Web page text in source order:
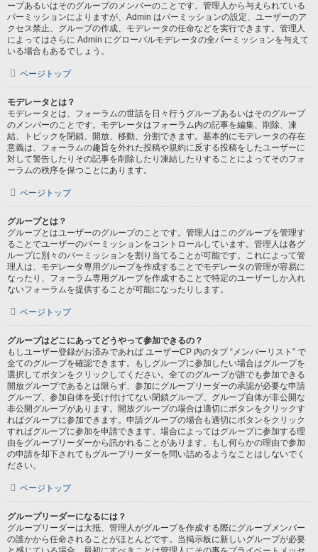
ープあるいはそのグループのメンバーのことです。管理人から与えられている
パーミッションによりますが、Admin はパーミッションの設定、ユーザーのア
クセス禁止、グループの作成、モデレータの任命などを実行できます。管理人
によってはさらに Admin にグローバルモデレータの全パーミッションを与えて
いる場合もあるでしょう。
ページトップ
モデレータとは？
モデレータとは、フォーラムの世話を日々行うグループあるいはそのグループ
のメンバーのことです。モデレータはフォーラム内の記事を編集、削除、凍
結、トピックを閉鎖、開放、移動、分割できます。基本的にモデレータの存在
意義は、フォーラムの趣旨を外れた投稿や規約に反する投稿をしたユーザーに
対して警告したりその記事を削除したり凍結したりすることによってそのフォ
ーラムの秩序を保つことにあります。
ページトップ
グループとは？
グループとはユーザーのグループのことです。管理人はこのグループを管理す
ることでユーザーのパーミッションをコントロールしています。管理人は各グ
ループに別々のパーミッションを割り当てることが可能です。これによって管
理人は、モデレータ専用グループを作成することでモデレータの管理が容易に
なったり、フォーラム専用グループを作成することで特定のユーザーしか入れ
ないフォーラムを提供することが可能になったりします。
ページトップ
グループはどこにあってどうやって参加できるの？
もしユーザー登録がお済みであれば ユーザーCP 内のタブ “メンバーリスト” で
全てのグループを確認できます。もしグループに参加したい場合はグループを
選択してボタンをクリックしてください。全てのグループが誰でも参加できる
開放グループであるとは限らず、参加にグループリーダーの承認が必要な申請
グループ、参加自体を受け付けてない閉鎖グループ、グループ自体が非公開な
非公開グループがあります。開放グループの場合は適切にボタンをクリックす
ればグループに参加できます。申請グループの場合も適切にボタンをクリック
すればグループに参加を申請できます。場合によってはグループに参加する理
由をグループリーダーから訊かれることがあります。もし何らかの理由で参加
の申請を却下されてもグループリーダーを問い詰めるようなことはしないでく
ださい。
ページトップ
グループリーダーになるには？
グループリーダーは大抵、管理人がグループを作成する際にグループメンバー
の誰かから任命されることがほとんどです。当掲示板に新しいグループが必要